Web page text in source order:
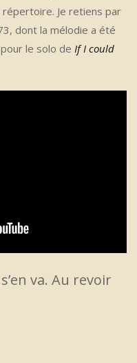
répertoire. Je retiens par
dont la mélodie a été
le solo de If I could
va. Au revoir